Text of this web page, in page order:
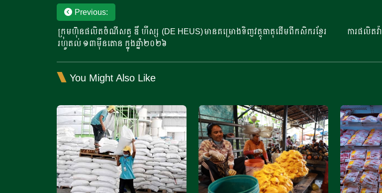
Post
navigation
Previous:
ក្រុមហ៊ុន​ផលិតចំណីសត្វ ឌឹ ហឺស្ស (DE HEUS)មានគម្រោង​​ទិញវត្ថុធាតុ​ដើមពីកសិករ​ខ្មែរ
រហូតល់ ​១៣ម៉ឺនតោន ​ក្នុងឆ្នាំ២០២៦​
ការផលិតវ៉
You Might Also Like